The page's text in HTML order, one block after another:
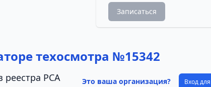
Записаться
техосмотра №15342
реестра РСА Это ваша организация? Вход